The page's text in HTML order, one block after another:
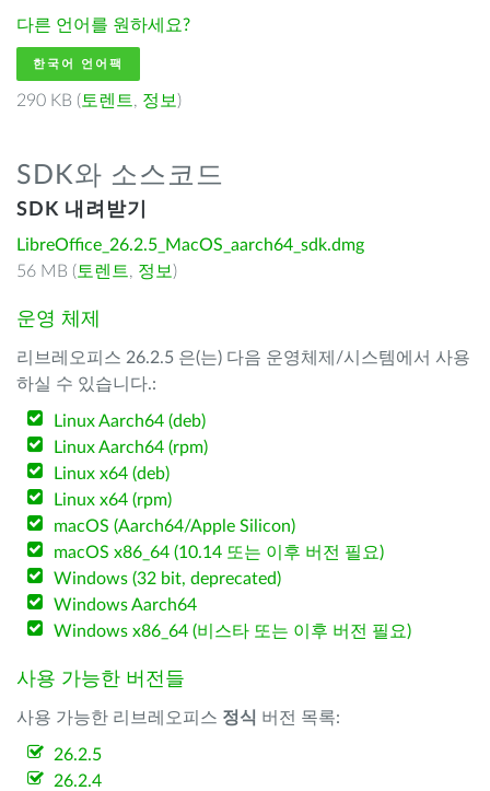
다른 언어를 원하세요?
한국어 언어팩
290 KB ( 토렌트, 정보 )
SDK와 소스코드
SDK 내려받기
LibreOffice_26.2.5_MacOS_aarch64_sdk.dmg
56 MB ( 토렌트, 정보 )
운영 체제
리브레오피스 26.2.5 은(는) 다음 운영체제/시스템에서 사용
하실 수 있습니다.:
Linux Aarch64 (deb)
Linux Aarch64 (rpm)
Linux x64 (deb)
Linux x64 (rpm)
macOS (Aarch64/Apple Silicon)
macOS x86_64 (10.14 또는 이후 버전 필요)
Windows (32 bit, deprecated)
Windows Aarch64
Windows x86_64 (비스타 또는 이후 버전 필요)
사용 가능한 버전들
사용 가능한 리브레오피스 정식 버전 목록:
26.2.5
26.2.4